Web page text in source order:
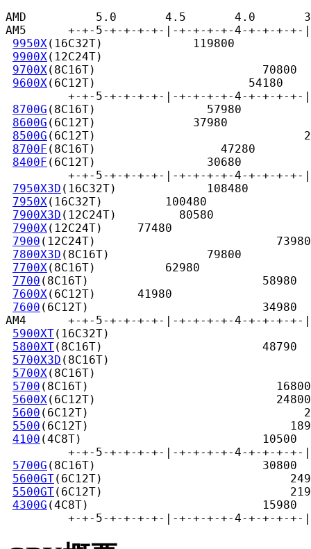
AMD          5.0       4.5       4.0
AM5      +-+-5-+-+-+-+-|-+-+-+-+-4-+-+-+-+-|-
9950X (16C32T)             119800
9900X (12C24T)
9700X (8C16T)                        70800
9600X (6C12T)                      54180
+-+-5-+-+-+-+-|-+-+-+-+-4-+-+-+-
8700G (8C16T)                57980
8600G (6C12T)              37980
8500G (6C12T)
8700F (8C16T)                  47280
8400F (6C12T)                30680
+-+-5-+-+-+-+-|-+-+-+-+-4-+-+-+-
7950X3D (16C32T)             108480
7950X (16C32T)         100480
7900X3D (12C24T)         80580
7900X (12C24T)     77480
7900 (12C24T)                          73980
7800X3D (8C16T)              79800
7700X (8C16T)          62980
7700 (8C16T)                         58980
7600X (6C12T)      41980
7600 (6C12T)                         34980
AM4      +-+-5-+-+-+-+-|-+-+-+-+-4-+-+-+-+-|-
5900XT(16C32T)
5800XT(8C16T)                       48790
5700X3D (8C16T)
5700X (8C16T)
5700 (8C16T)                           16800
5600X (6C12T)                          24800
5600 (6C12T)
5500 (6C12T)
4100 (4C8T)                          10500
+-+-5-+-+-+-+-|-+-+-+-+-4-+-+-+-
5700G (8C16T)                        30800
5600GT(6C12T)
5500GT(6C12T)
4300G (4C8T)                         15980
+-+-5-+-+-+-+-|-+-+-+-+-4-+-+-+-